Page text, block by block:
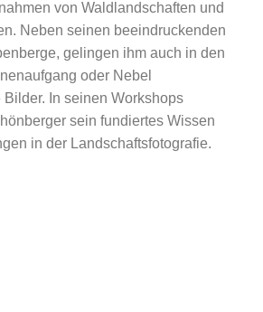
von Waldlandschaften und
Neben seinen beeindruckenden
gelingen ihm auch in den
oder Nebel
In seinen Workshops
sein fundiertes Wissen
in der Landschaftsfotografie.